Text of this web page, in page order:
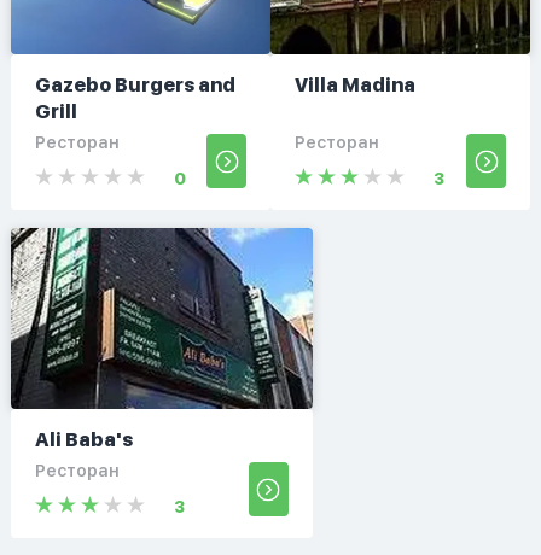
Gazebo Burgers and
Grill
Ресторан
0
Villa Madina
Ресторан
3
Ali Baba's
Ресторан
3